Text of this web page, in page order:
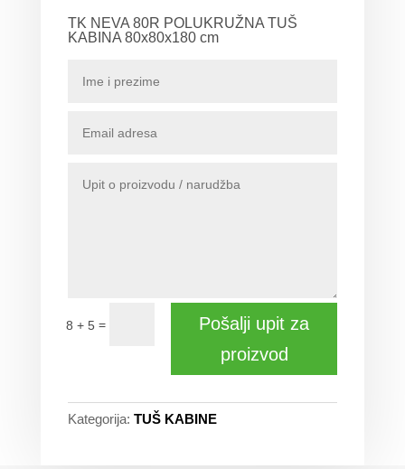
TK NEVA 80R POLUKRUŽNA TUŠ
KABINA 80x80x180 cm
8 + 5=
Pošalji upit za
proizvod
Kategorija: TUŠ KABINE